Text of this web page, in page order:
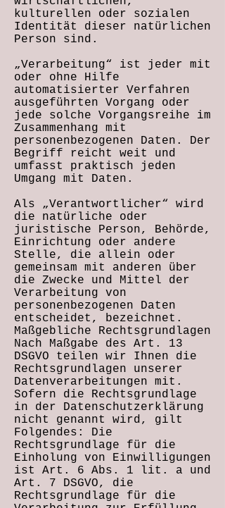
kulturellen oder sozialen
Identität dieser natürlichen
Person sind.
„Verarbeitung“ ist jeder mit
oder ohne Hilfe
automatisierter Verfahren
ausgeführten Vorgang oder
jede solche Vorgangsreihe im
Zusammenhang mit
personenbezogenen Daten. Der
Begriff reicht weit und
umfasst praktisch jeden
Umgang mit Daten.
Als „Verantwortlicher“ wird
die natürliche oder
juristische Person, Behörde,
Einrichtung oder andere
Stelle, die allein oder
gemeinsam mit anderen über
die Zwecke und Mittel der
Verarbeitung von
personenbezogenen Daten
entscheidet, bezeichnet.
Maßgebliche Rechtsgrundlagen
Nach Maßgabe des Art. 13
DSGVO teilen wir Ihnen die
Rechtsgrundlagen unserer
Datenverarbeitungen mit.
Sofern die Rechtsgrundlage
in der Datenschutzerklärung
nicht genannt wird, gilt
Folgendes: Die
Rechtsgrundlage für die
Einholung von Einwilligungen
ist Art. 6 Abs. 1 lit. a und
Art. 7 DSGVO, die
Rechtsgrundlage für die